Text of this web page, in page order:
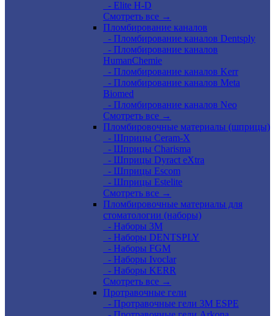
- Elite H-D
Смотреть все →
Пломбирование каналов
- Пломбирование каналов Dentsply
- Пломбирование каналов
HumanChemie
- Пломбирование каналов Kerr
- Пломбирование каналов Meta
Biomed
- Пломбирование каналов Neo
Смотреть все →
Пломбировочные материалы (шприцы)
- Шприцы Ceram-X
- Шприцы Charisma
- Шприцы Dyract eXtra
- Шприцы Escom
- Шприцы Estelite
Смотреть все →
Пломбировочные материалы для
стоматологии (наборы)
- Наборы 3М
- Наборы DENTSPLY
- Наборы FGM
- Наборы Ivoclar
- Наборы KERR
Смотреть все →
Протравочные гели
- Протравочные гели 3М ESPE